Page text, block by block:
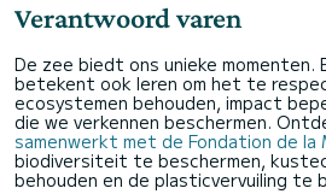
Verantwoord varen
De zee biedt ons unieke momenten.
betekent ook leren om het te
ecosystemen behouden, impact
die we verkennen beschermen.
samenwerkt met de Fondation de la
biodiversiteit te beschermen,
behouden en de plasticvervuiling te